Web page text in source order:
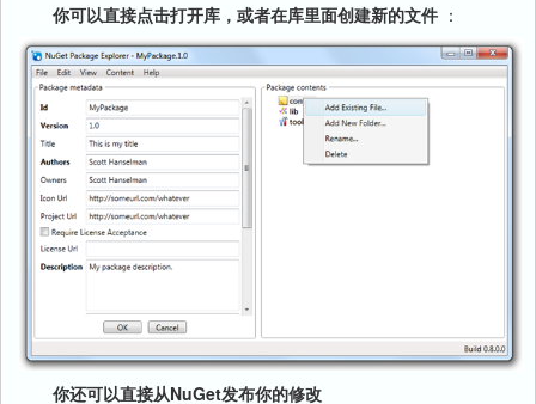
你可以直接点击打开库，或者在库里面创建新的文件 ：
你还可以直接从NuGet发布你的修改